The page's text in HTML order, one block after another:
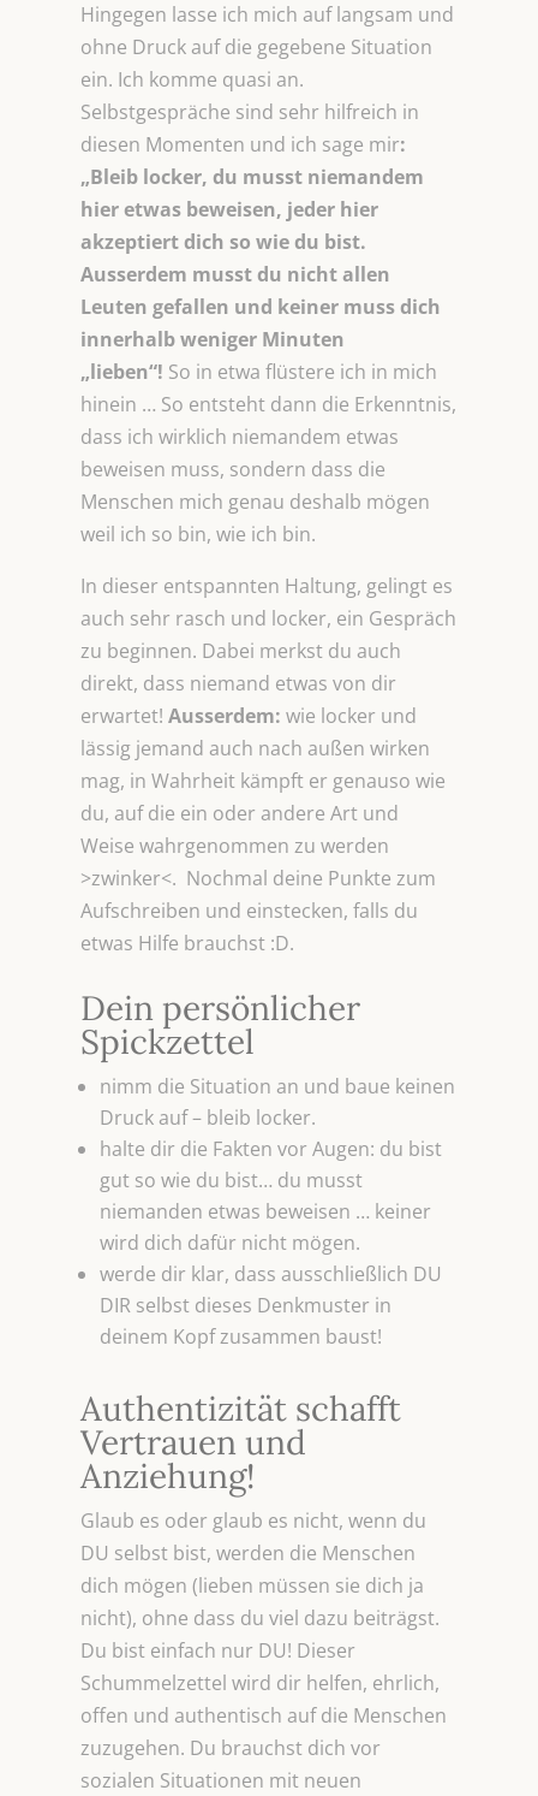
Hingegen lasse ich mich auf langsam und
ohne Druck auf die gegebene Situation
ein. Ich komme quasi an.
Selbstgespräche sind sehr hilfreich in
diesen Momenten und ich sage mir:
„Bleib locker, du musst niemandem
hier etwas beweisen, jeder hier
akzeptiert dich so wie du bist.
Ausserdem musst du nicht allen
Leuten gefallen und keiner muss dich
innerhalb weniger Minuten
„lieben“! So in etwa flüstere ich in mich
hinein … So entsteht dann die Erkenntnis,
dass ich wirklich niemandem etwas
beweisen muss, sondern dass die
Menschen mich genau deshalb mögen
weil ich so bin, wie ich bin.
In dieser entspannten Haltung, gelingt es
auch sehr rasch und locker, ein Gespräch
zu beginnen. Dabei merkst du auch
direkt, dass niemand etwas von dir
erwartet!Ausserdem:wie locker und
lässig jemand auch nach außen wirken
mag, in Wahrheit kämpft er genauso wie
du, auf die ein oder andere Art und
Weise wahrgenommen zu werden
>zwinker<. Nochmal deine Punkte zum
Aufschreiben und einstecken, falls du
etwas Hilfe brauchst :D.
Dein persönlicher
Spickzettel
nimm die Situation an und baue keinen
Druck auf – bleib locker.
halte dir die Fakten vor Augen: du bist
gut so wie du bist… du musst
niemanden etwas beweisen … keiner
wird dich dafür nicht mögen.
werde dir klar, dass ausschließlich DU
DIR selbst dieses Denkmuster in
deinem Kopf zusammen baust!
Authentizität schafft
Vertrauen und
Anziehung!
Glaub es oder glaub es nicht, wenn du
DU selbst bist, werden die Menschen
dich mögen (lieben müssen sie dich ja
nicht), ohne dass du viel dazu beiträgst.
Du bist einfach nur DU! Dieser
Schummelzettel wird dir helfen, ehrlich,
offen und authentisch auf die Menschen
zuzugehen. Du brauchst dich vor
sozialen Situationen mit neuen